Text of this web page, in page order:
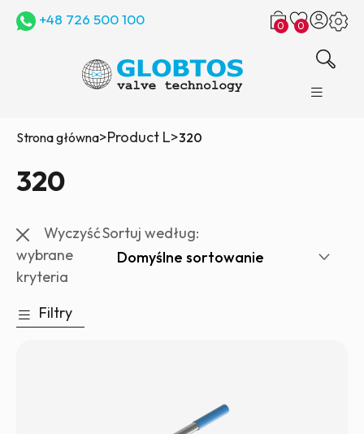
+48 726 500 100 0 0
Strona główna>Product L>320
320
Wyczyść
wybrane
kryteria
Sortuj według:
Filtry